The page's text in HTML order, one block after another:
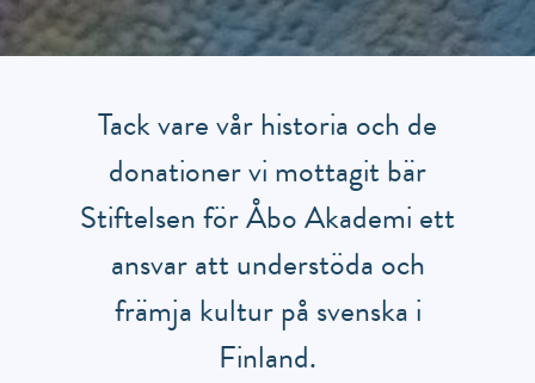
Tack vare vår historia och de
donationer vi mottagit bär
Stiftelsen för Åbo Akademi ett
ansvar att understöda och
främja kultur på svenska i
Finland.